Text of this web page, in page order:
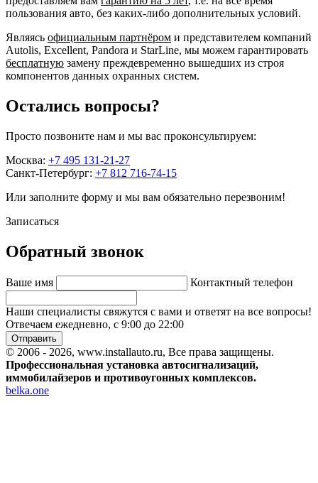
пользования авто, без каких-либо дополнительных условий.
Являясь официальным партнёром и представителем компаний
Autolis, Excellent, Pandora и StarLine, мы можем гарантировать
бесплатную замену преждевременно вышедших из строя
компонентов данных охранных систем.
Остались вопросы?
Просто позвоните нам и мы вас проконсультируем:
Москва: +7 495 131-21-27
Санкт-Петербург: +7 812 716-74-15
Или заполните форму и мы вам обязательно перезвоним!
Записаться
Обратный звонок
Ваше имя Контактный телефон
Наши специалисты свяжутся с вами и ответят на все вопросы!
Отвечаем ежедневно, с 9:00 до 22:00
Отправить
© 2006 - 2026, www.installauto.ru, Все права защищены.
Профессиональная установка автосигнализаций,
иммобилайзеров и противоугонных комплексов.
belka.one